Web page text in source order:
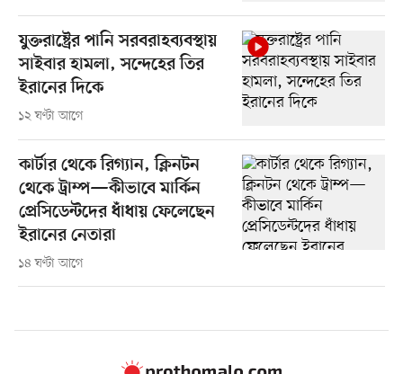
যুক্তরাষ্ট্রের পানি সরবরাহব্যবস্থায়
সাইবার হামলা, সন্দেহের তির
ইরানের দিকে
১২ ঘণ্টা আগে
কার্টার থেকে রিগ্যান, ক্লিনটন
থেকে ট্রাম্প—কীভাবে মার্কিন
প্রেসিডেন্টদের ধাঁধায় ফেলেছেন
ইরানের নেতারা
১৪ ঘণ্টা আগে